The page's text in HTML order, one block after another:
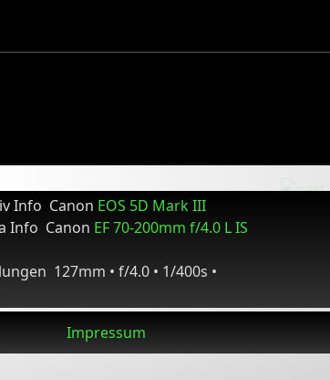
Canon EOS 5D Mark III
Canon EF 70-200mm f/4.0 L IS
127mm • f/4.0 • 1/400s •
Impressum